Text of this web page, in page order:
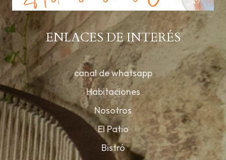
ENLACES DE INTERÉS
canal de whatsapp
Habitaciones
Nosotros
El Patio
Bistró